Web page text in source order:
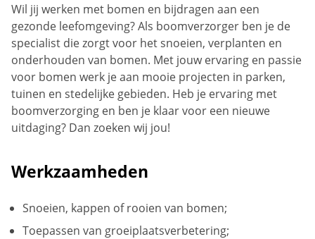
Wil jij werken met bomen en bijdragen aan een
gezonde leefomgeving? Als boomverzorger ben je de
specialist die zorgt voor het snoeien, verplanten en
onderhouden van bomen. Met jouw ervaring en passie
voor bomen werk je aan mooie projecten in parken,
tuinen en stedelijke gebieden. Heb je ervaring met
boomverzorging en ben je klaar voor een nieuwe
uitdaging? Dan zoeken wij jou!
Werkzaamheden
Snoeien, kappen of rooien van bomen;
Toepassen van groeiplaatsverbetering;